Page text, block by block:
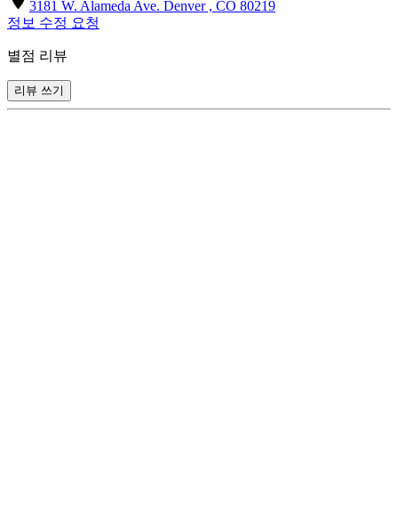
3181 W. Alameda Ave. Denver , CO 80219
정보 수정 요청
별점 리뷰
리뷰 쓰기